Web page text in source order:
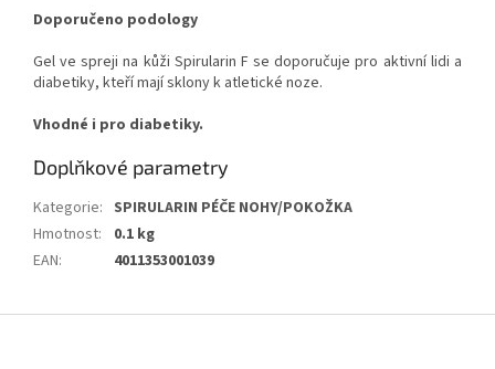
Doporučeno podology
Gel ve spreji na kůži Spirularin F se doporučuje pro aktivní lidi a
diabetiky, kteří mají sklony k atletické noze.
Vhodné i pro diabetiky.
Doplňkové parametry
Kategorie: SPIRULARIN PÉČE NOHY/POKOŽKA
Hmotnost:
0.1 kg
EAN: 4011353001039